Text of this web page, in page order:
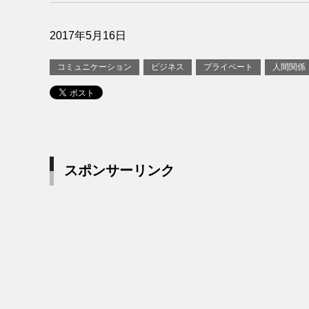
2017年5月16日
コミュニケーション ビジネス プライベート 人間関係
スポンサーリンク